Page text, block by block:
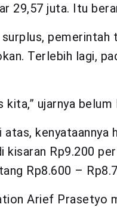
29,57 juta. Itu
surplus,
Terlebih lagi,
ujarnya belum
kenyataannya
kisaran Rp9.200
Rp8.600 –
Arief Prasetyo